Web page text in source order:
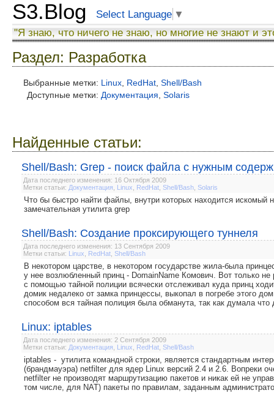
S3.Blog Select Language ▼
"Я знаю, что ничего не знаю, но многие не знают и
Раздел: Разработка
Выбранные метки: Linux RedHat Shell/Bash
Доступные метки: Документация Solaris
Найденные статьи:
Shell/Bash: Grep - поиск файла с нужным
Дата последнего изменения: 16 Октября 2009
Метки статьи: Документация Linux RedHat Shell/Bash Solaris
Что бы быстро найти файлы, внутри которых находится искомый
замечательная утилита grep
Shell/Bash: Создание проксирующего туннеля
Дата последнего изменения: 13 Сентября 2009
Метки статьи: Linux RedHat Shell/Bash
В некотором царстве, в некотором государстве жила-была
у нее возлюбленный принц - DomainName Комович. Вот только не
с помощью тайной полиции всячески отслеживал куда принц
домик недалеко от замка принцессы, выкопал в погребе этого
способом вся тайная полиция была обманута, так как думала
Linux: iptables
Дата последнего изменения: 2 Сентября 2009
Метки статьи: Документация Linux RedHat Shell/Bash
iptables - утилита командной строки, является стандартным
(брандмауэра) netfilter для ядер Linux версий 2.4 и 2.6. Вопреки
netfilter не производят маршрутизацию пакетов и никак ей не
том числе, для NAT) пакеты по правилам, заданным